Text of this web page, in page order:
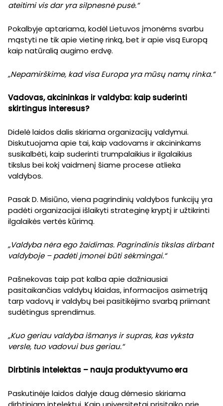
ateitimi vis dar yra silpnesnė pusė.“
Pokalbyje aptariama, kodėl Lietuvos įmonėms svarbu
mąstyti ne tik apie vietinę rinką, bet ir apie visą Europą
kaip natūralią augimo erdvę.
„Nepamirškime, kad visa Europa yra mūsų namų rinka.“
Vadovas, akcininkas ir valdyba: kaip suderinti
skirtingus interesus?
Didelė laidos dalis skiriama organizacijų valdymui.
Diskutuojama apie tai, kaip vadovams ir akcininkams
susikalbėti, kaip suderinti trumpalaikius ir ilgalaikius
tikslus bei kokį vaidmenį šiame procese atlieka
valdybos.
Pasak D. Misiūno, viena pagrindinių valdybos funkcijų yra
padėti organizacijai išlaikyti strateginę kryptį ir užtikrinti
ilgalaikės vertės kūrimą.
„Valdyba nėra ego žaidimas. Pagrindinis tikslas dirbant
valdyboje – padėti įmonei būti sėkmingai.“
Pašnekovas taip pat kalba apie dažniausiai
pasitaikančias valdybų klaidas, informacijos asimetriją
tarp vadovų ir valdybų bei pasitikėjimo svarbą priimant
sudėtingus sprendimus.
„Kuo geriau valdyba išmanys ir supras, kas vyksta
versle, tuo vadovui bus geriau.“
Dirbtinis intelektas – nauja produktyvumo era
Paskutinėje laidos dalyje daug dėmesio skiriama